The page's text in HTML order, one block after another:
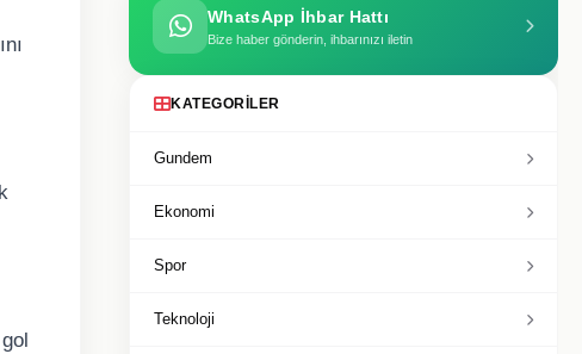
WhatsApp İhbar Hattı
Bize haber gönderin, ihbarınızı iletin
KATEGORILER
Gundem
Ekonomi
Spor
Teknoloji